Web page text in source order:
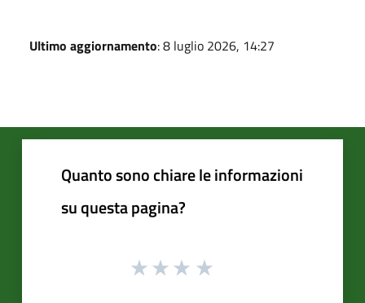
Ultimo aggiornamento: 8 luglio 2026, 14:27
Quanto sono chiare le informazioni
su questa pagina?